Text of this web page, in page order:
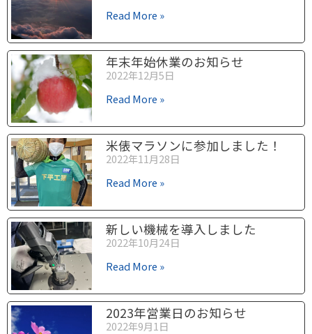
Read More »
年末年始休業のお知らせ
2022年12月5日
Read More »
米俵マラソンに参加しました！
2022年11月28日
Read More »
新しい機械を導入しました
2022年10月24日
Read More »
2023年営業日のお知らせ
2022年9月1日